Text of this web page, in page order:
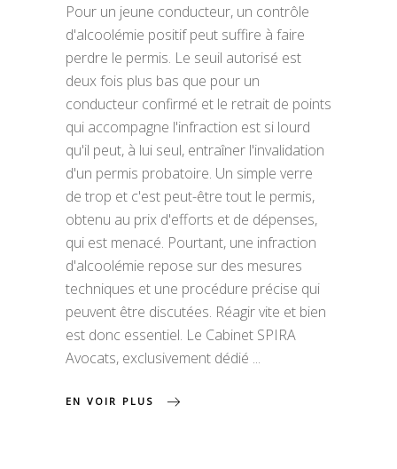
Pour un jeune conducteur, un contrôle
d'alcoolémie positif peut suffire à faire
perdre le permis. Le seuil autorisé est
deux fois plus bas que pour un
conducteur confirmé et le retrait de points
qui accompagne l'infraction est si lourd
qu'il peut, à lui seul, entraîner l'invalidation
d'un permis probatoire. Un simple verre
de trop et c'est peut-être tout le permis,
obtenu au prix d'efforts et de dépenses,
qui est menacé. Pourtant, une infraction
d'alcoolémie repose sur des mesures
techniques et une procédure précise qui
peuvent être discutées. Réagir vite et bien
est donc essentiel. Le Cabinet SPIRA
Avocats, exclusivement dédié
EN VOIR PLUS